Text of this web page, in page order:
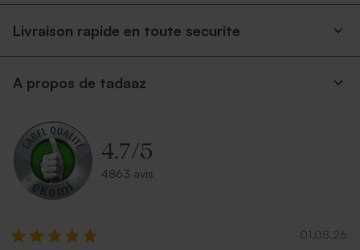
Livraison rapide en toute securite
A propos de tadaaz
4.7/5
4863 avis
01.08.26